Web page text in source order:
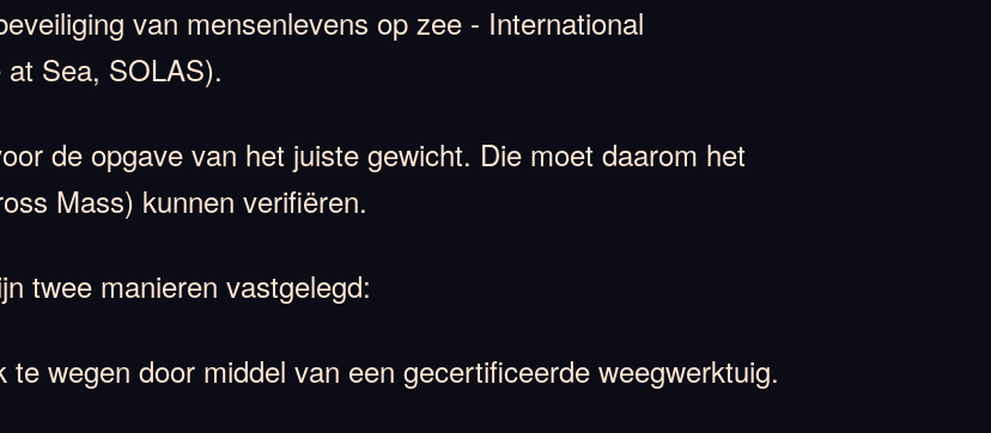
van mensenlevens op zee - International
Sea, SOLAS).
de opgave van het juiste gewicht. Die moet daarom het
Mass) kunnen verifiëren.
twee manieren vastgelegd:
wegen door middel van een gecertificeerde weegwerktuig.